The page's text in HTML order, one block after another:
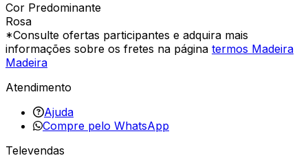
Cor Predominante
Rosa
*Consulte ofertas participantes e adquira mais
informações sobre os fretes na página termos Madeira
Madeira
Atendimento
Ajuda
Compre pelo WhatsApp
Televendas